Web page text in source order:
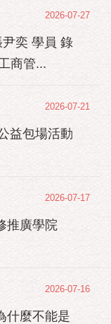
美...
奕 學員 錄
商管...
2026-07-27
益包場活動
2026-07-21
推廣學院
2026-07-17
什麼不能是
2026-07-16